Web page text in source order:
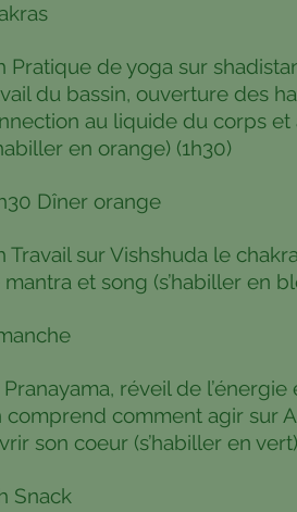
Pratique de yoga sur
du bassin, ouverture des
au liquide du corps et
en orange) (1h30)
Dîner orange
Travail sur Vishshuda le
mantra et song (s’habiller en
réveil de l’énergie
comprend comment agir sur
son coeur (s’habiller en vert)
Snack